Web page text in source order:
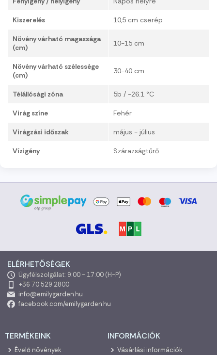
Kiszerelés 10,5 cm cserép
Növény várható magassága
(cm)
10-15 cm
Növény várható szélessége
(cm)
30-40 cm
Télállósági zóna 5b / -26.1 °C
Virág színe Fehér
Virágzási időszak május - július
Vízigény Szárazságtűrő
ELÉRHETŐSÉGEK
Ügyfélszolgálat: 9:00 - 17:00 (H-P)
+36 70 529 2800
info@emilygarden.hu
facebook.com/emilygarden.hu
TERMÉKEINK
Évelő növények
INFORMÁCIÓK
Vásárlási információk